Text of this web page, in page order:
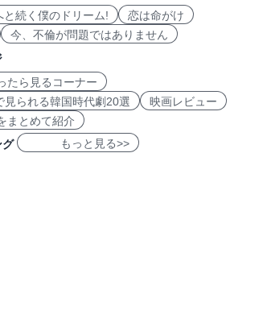
と続く僕のドリーム!
恋は命がけ
今、不倫が問題ではありません
たら見るコーナー
見られる韓国時代劇20選
映画レビュー
まとめて紹介
グ
もっと見る>>